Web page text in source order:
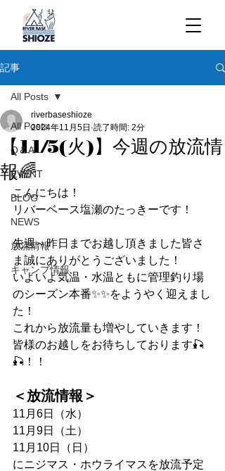
記事
All Posts
Q＆A
EVENT
BLOG
NEWS
放流情報
キャンプ情報
All Posts
【11/5(火)】今週の放流情
報🌈
riverbaseshioze
2024年11月5日 読了時間: 2分
こんにちは！
リバーベース塩瀬のたっきーです！
先週～昨日までお越し頂きました皆さ
ま誠にありがとうございました！
いよいよ気温・水温ともに管理釣り場
のシーズン本番✨✨をようやく迎えまし
た！
これから放流量も増やしていきます！
皆様のお越しをお待ちしております🎣
🎣！！
＜放流情報＞
11月6日（水）
11月9日（土）
11月10日（日）
にニジマス・ホウライマスを放流予定